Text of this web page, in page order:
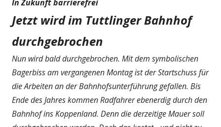
In Zukunft barrierefrei
Jetzt wird im Tuttlinger Bahnhof
durchgebrochen
Nun wird bald durchgebrochen. Mit dem symbolischen
Bagerbiss am vergangenen Montag ist der Startschuss für
die Arbeiten an der Bahnhofsunterführung gefallen. Bis
Ende des Jahres kommen Radfahrer ebenerdig durch den
Bahnhof ins Koppenland. Denn die derzeitige Mauer soll